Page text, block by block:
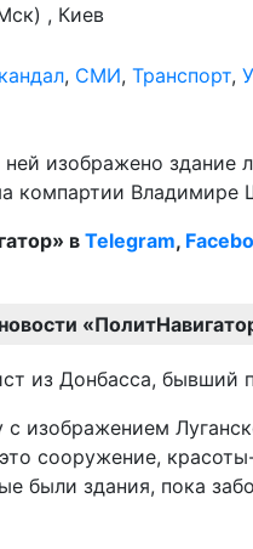
, Киев
, СМИ, Транспорт,
изображено
компартии Владимире
в Telegram,
из Донбасса, бывший
изображением
сооружение,
были здания, пока